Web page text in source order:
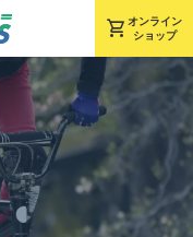
shopping_cart オンライン
ショップ